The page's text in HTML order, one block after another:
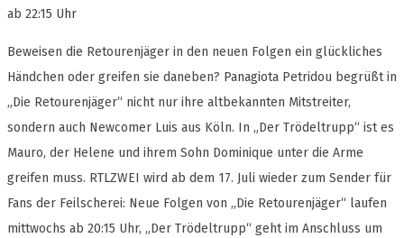
ab 22:15 Uhr
Beweisen die Retourenjäger in den neuen Folgen ein glückliches
Händchen oder greifen sie daneben? Panagiota Petridou begrüßt in
„Die Retourenjäger“ nicht nur ihre altbekannten Mitstreiter,
sondern auch Newcomer Luis aus Köln. In „Der Trödeltrupp“ ist es
Mauro, der Helene und ihrem Sohn Dominique unter die Arme
greifen muss. RTLZWEI wird ab dem 17. Juli wieder zum Sender für
Fans der Feilscherei: Neue Folgen von „Die Retourenjäger“ laufen
mittwochs ab 20:15 Uhr, „Der Trödeltrupp“ geht im Anschluss um